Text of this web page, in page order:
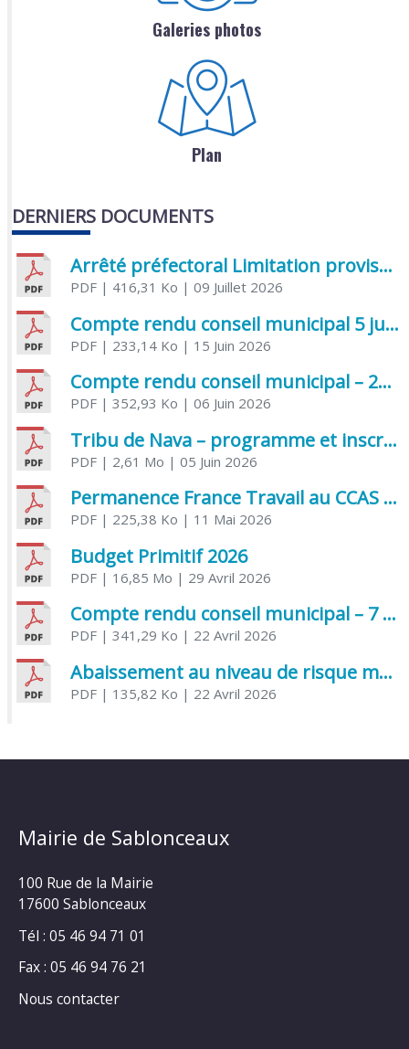
Galeries photos
Plan
DERNIERS DOCUMENTS
Arrêté préfectoral Limitation provisoire des usages de l’eau
PDF| 416,31 Ko | 09 Juillet 2026
Compte rendu conseil municipal 5 juin 2026 sénatoriale
PDF| 233,14 Ko | 15 Juin 2026
Compte rendu conseil municipal – 21 avril 2026
PDF| 352,93 Ko | 06 Juin 2026
Tribu de Nava – programme et inscriptions été 2026
PDF| 2,61 Mo | 05 Juin 2026
Permanence France Travail au CCAS de Saujon Juin 2026
PDF| 225,38 Ko | 11 Mai 2026
Budget Primitif 2026
PDF| 16,85 Mo | 29 Avril 2026
Compte rendu conseil municipal – 7 avril 2026
PDF| 341,29 Ko | 22 Avril 2026
Abaissement au niveau de risque modéré de l’Influenza aviaire
PDF| 135,82 Ko | 22 Avril 2026
Mairie de Sablonceaux
100 Rue de la Mairie
17600 Sablonceaux
Tél : 05 46 94 71 01
Fax : 05 46 94 76 21
Nous contacter